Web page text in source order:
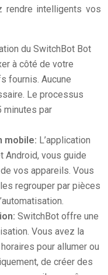
rendre intelligents vos
du SwitchBot Bot
à côté de votre
fournis. Aucune
Le processus
minutes par
mobile: L’application
Android, vous guide
vos appareils. Vous
regrouper par pièces
SwitchBot offre une
Vous avez la
pour allumer ou
de créer des